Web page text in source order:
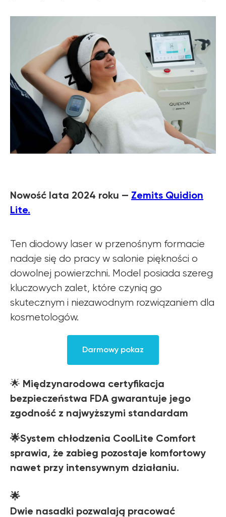
Nowość lata 2024 roku — Zemits Quidion
Lite.
Ten diodowy laser w przenośnym formacie
nadaje się do pracy w salonie piękności o
dowolnej powierzchni. Model posiada szereg
kluczowych zalet, które czynią go
skutecznym i niezawodnym rozwiązaniem dla
kosmetologów.
Darmowy pokaz
🌟 Międzynarodowa certyfikacja
bezpieczeństwa FDA gwarantuje jego
zgodność z najwyższymi standardam
🌟System chłodzenia CoolLite Comfort
sprawia, że zabieg pozostaje komfortowy
nawet przy intensywnym działaniu.
🌟
Dwie nasadki pozwalają pracować